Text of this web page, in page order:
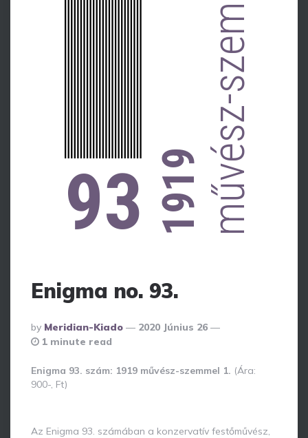
93 1919
Enigma no. 93.
Posted
By
By Meridian-Kiado
2020 Június 26
1 minute read
Enigma 93. szám: 1919 művész-szemmel 1. (Ára:
900-, Ft)
Az Enigma 93. számában a konzervatív festőművész,